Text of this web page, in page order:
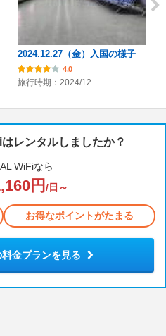
2024.12.27（金）入国の様子
4.0
旅行時期：2024/12
レンタルしましたか？
WiFiなら
円 /日～
お得なポイントがたまる
金プランを見る